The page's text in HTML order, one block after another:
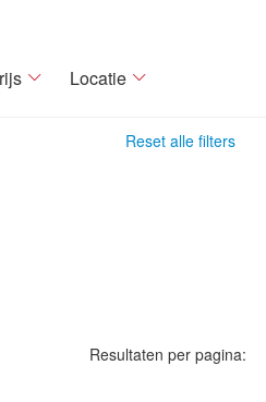
Locatie
Reset alle filters
Resultaten per pagina: